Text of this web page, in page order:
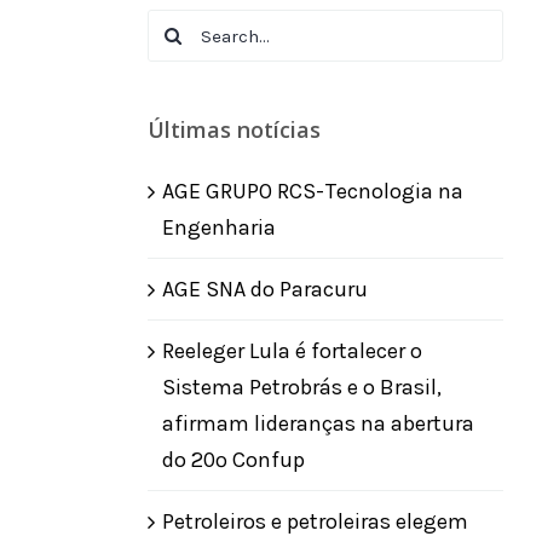
Search
Últimas notícias
AGE GRUPO RCS-Tecnologia na
Engenharia
AGE SNA do Paracuru
Reeleger Lula é fortalecer o
Sistema Petrobrás e o Brasil,
afirmam lideranças na abertura
do 20º Confup
Petroleiros e petroleiras elegem